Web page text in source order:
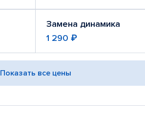
Замена динамика
1 290 ₽
Показать все цены